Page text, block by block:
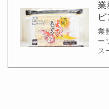
業
業
ー
ス